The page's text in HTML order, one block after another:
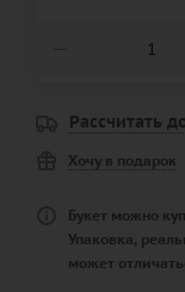
Рассчитать
Хочу в подарок
Букет можно
Упаковка,
может